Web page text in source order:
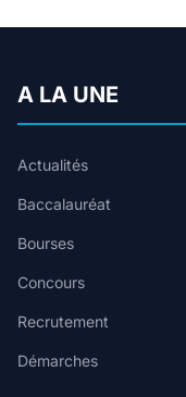
A LA UNE
Actualités
Baccalauréat
Bourses
Concours
Recrutement
Démarches